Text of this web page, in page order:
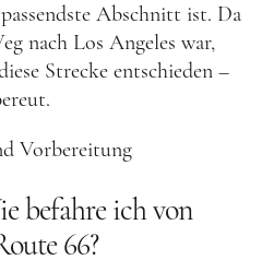
Ungarn
Italien
Abschnitt ist. Da
nach Los Angeles war,
Strecke entschieden –
befahre ich von
66?